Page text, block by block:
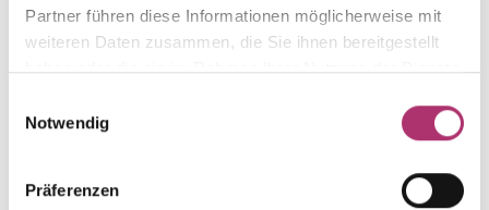
Partner führen diese Informationen möglicherweise mit
weiteren Daten zusammen, die Sie ihnen bereitgestellt
haben oder die sie im Rahmen Ihrer Nutzung der Dienste
Notwendig
Präferenzen
Steinart
Diamant
Stein
Brill.